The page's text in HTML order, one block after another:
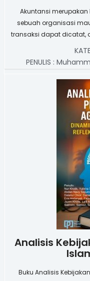
Akuntansi
sebuah organisasi
transaksi dapat dicatat,
PENULIS :
Analisis
Buku Analisis